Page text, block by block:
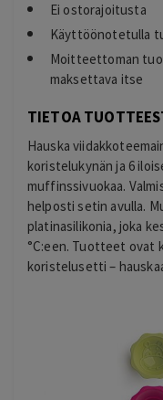
Ei ostorajoitusta
Käyttöönotetulla
Moitteettoman
maksettava itse
TIETOA
Hauska
koristelukynän ja 6
muffinssivuokaa.
helposti setin avulla.
platinasilikonia, joka
°C:een. Tuotteet ovat
koristelusetti –